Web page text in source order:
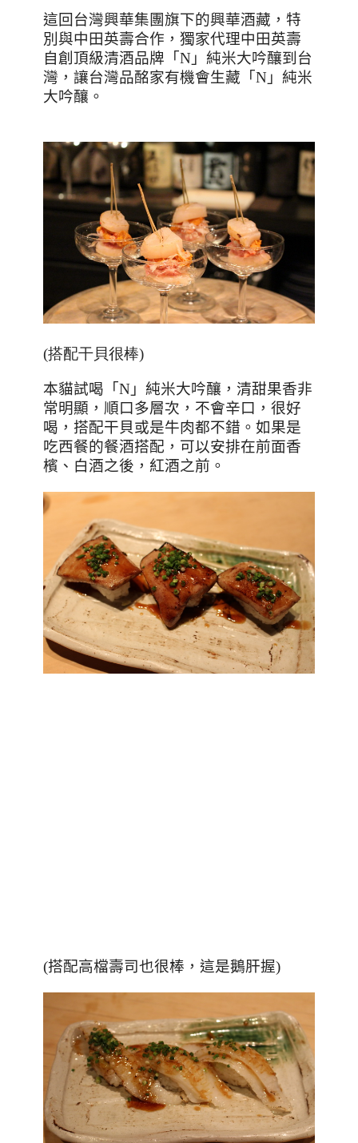
這回台灣興華集團旗下的興華酒藏，特
別與中田英壽合作，獨家代理中田英壽
自創頂級清酒品牌「 N 」純米大吟釀到台
灣，讓台灣品酩家有機會生藏「 N 」純米
大吟釀。
(搭配干貝很棒)
本貓試喝「 N 」純米大吟釀，清甜果香非
常明顯，順口多層次，不會辛口，很好
喝，搭配干貝或是牛肉都不錯。如果是
吃西餐的餐酒搭配，可以安排在前面香
檳、白酒之後，紅酒之前。
(搭配高檔壽司也很棒，這是鵝肝握)